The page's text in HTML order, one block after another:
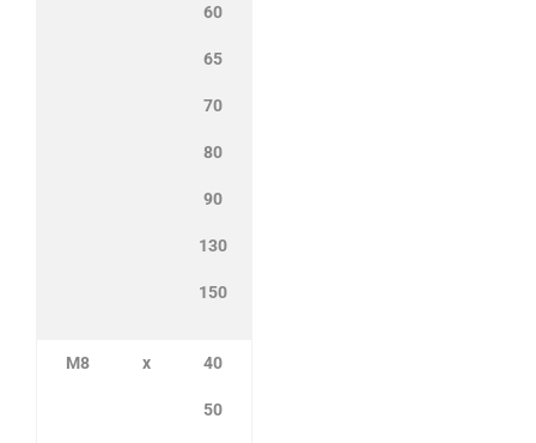
60
65
70
80
90
130
150
M8 x 40
50